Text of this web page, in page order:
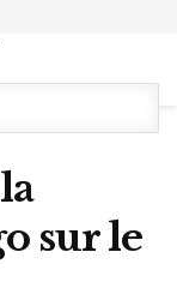
sur le